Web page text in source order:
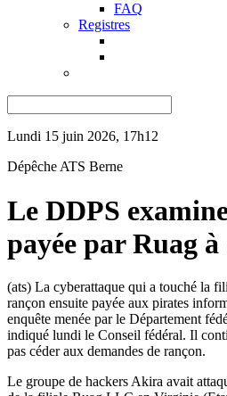
FAQ
Registres
Lundi 15 juin 2026, 17h12
Dépêche ATS Berne
Le DDPS
payée par Ruag à
(ats) La cyberattaque qui a touché la
rançon ensuite payée aux pirates
enquête menée par le Département
indiqué lundi le Conseil fédéral. Il
pas céder aux demandes de rançon.
Le groupe de hackers Akira avait